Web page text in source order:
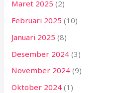
Maret 2025 (2)
Februari 2025 (10)
Januari 2025 (8)
Desember 2024 (3)
November 2024 (9)
Oktober 2024 (1)